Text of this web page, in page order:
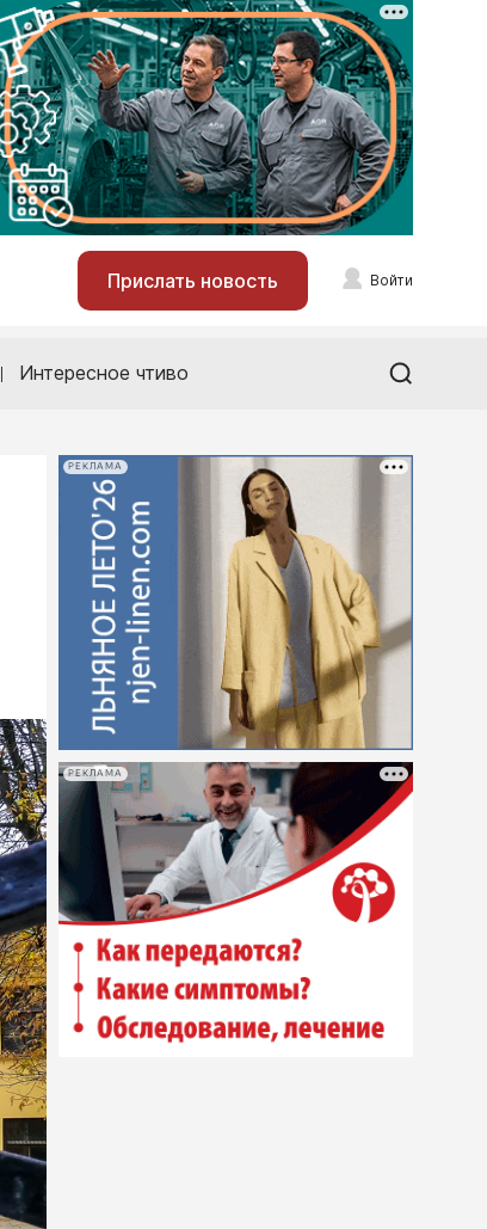
Прислать новость Войти
Интересное чтиво
РЕКЛАМА
РЕКЛАМА